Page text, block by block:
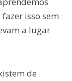
isso sem
a lugar
de